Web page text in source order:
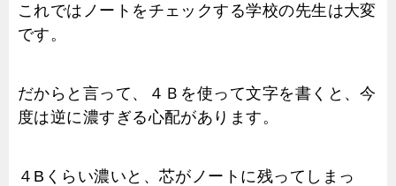
これではノートをチェックする学校の先生は大変
です。
だからと言って、４Ｂを使って文字を書くと、今
度は逆に濃すぎる心配があります。
４Bくらい濃いと、芯がノートに残ってしまっ